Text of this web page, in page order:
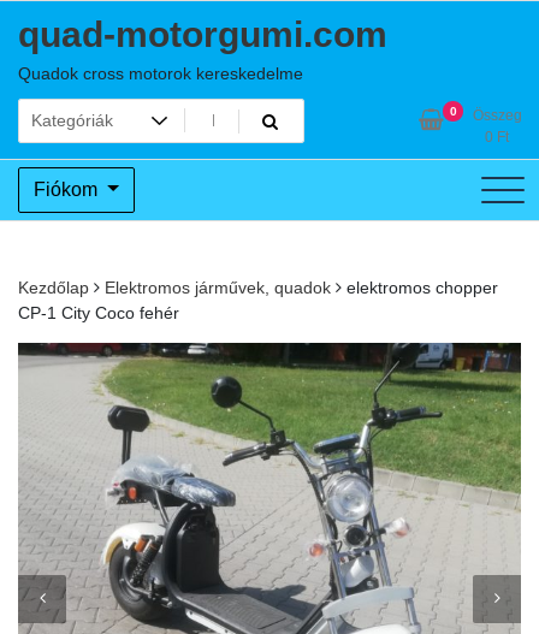
quad-motorgumi.com
Quadok cross motorok kereskedelme
0
Összeg
0 Ft
Fiókom
Kezdőlap Elektromos járművek, quadok
elektromos chopper
CP-1 City Coco fehér